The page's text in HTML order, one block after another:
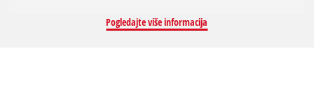
Ove stavke su dostupne zasebno, na primjer kao praktični
Pogledajte više informacija